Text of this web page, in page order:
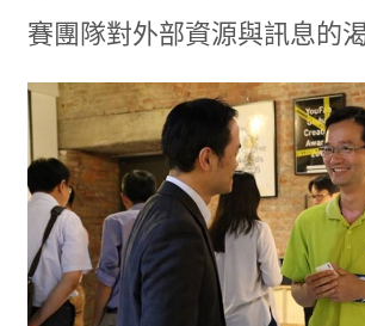
賽團隊對外部資源與訊息的